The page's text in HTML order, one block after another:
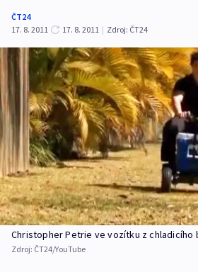
ČT24
17. 8. 2011
17. 8. 2011 | Zdroj: ČT24
Christopher Petrie ve vozítku z chladicího
Zdroj: ČT24/YouTube